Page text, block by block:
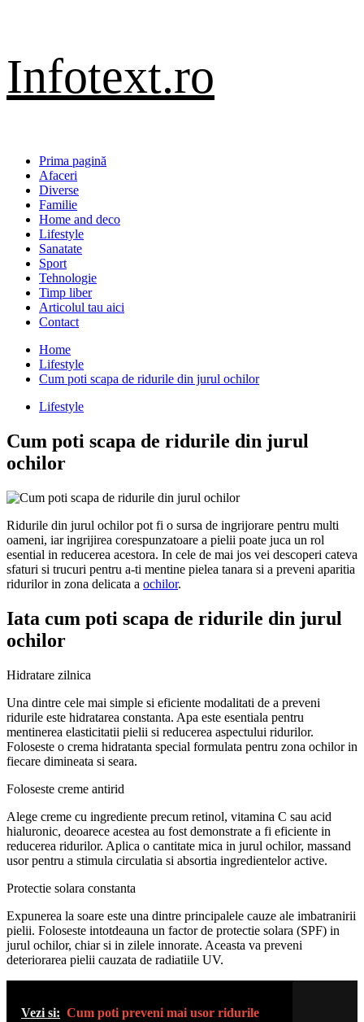
Infotext.ro
Primary
Menu
Prima pagină
Afaceri
Diverse
Familie
Home and deco
Lifestyle
Sanatate
Sport
Tehnologie
Timp liber
Articolul tau aici
Contact
Home
Lifestyle
Cum poti scapa de ridurile din jurul ochilor
Lifestyle
Cum poti scapa de ridurile din jurul
ochilor
Ridurile din jurul ochilor pot fi o sursa de ingrijorare pentru multi
oameni, iar ingrijirea corespunzatoare a pielii poate juca un rol
esential in reducerea acestora. In cele de mai jos vei descoperi cateva
sfaturi si trucuri pentru a-ti mentine pielea tanara si a preveni aparitia
ridurilor in zona delicata a ochilor.
Iata cum poti scapa de ridurile din jurul
ochilor
Hidratare zilnica
Una dintre cele mai simple si eficiente modalitati de a preveni
ridurile este hidratarea constanta. Apa este esentiala pentru
mentinerea elasticitatii pielii si reducerea aspectului ridurilor.
Foloseste o crema hidratanta special formulata pentru zona ochilor in
fiecare dimineata si seara.
Foloseste creme antirid
Alege creme cu ingrediente precum retinol, vitamina C sau acid
hialuronic, deoarece acestea au fost demonstrate a fi eficiente in
reducerea ridurilor. Aplica o cantitate mica in jurul ochilor, massand
usor pentru a stimula circulatia si absortia ingredientelor active.
Protectie solara constanta
Expunerea la soare este una dintre principalele cauze ale imbatranirii
pielii. Foloseste intotdeauna un factor de protectie solara (SPF) in
jurul ochilor, chiar si in zilele innorate. Aceasta va preveni
deteriorarea pielii cauzata de radiatiile UV.
Vezi si: Cum poti preveni mai usor ridurile